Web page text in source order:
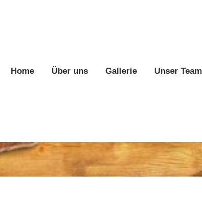
Home Über uns Gallerie Unser Team